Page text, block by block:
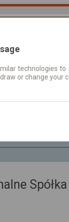
Fahrplandaten |
technologies
or change